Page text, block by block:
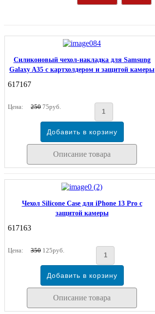
Силиконовый чехол-накладка для Samsung
Galaxy A35 с картхолдером и защитой камеры
617167
Цена: 250 75руб.
Описание товара
Чехол Silicone Case для iPhone 13 Pro с
защитой камеры
617163
Цена: 350 125руб.
Описание товара